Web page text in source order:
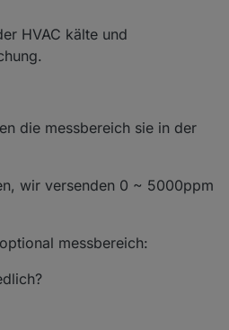
HVAC kälte und
die messbereich sie in der
wir versenden 0 ~ 5000ppm
messbereich: